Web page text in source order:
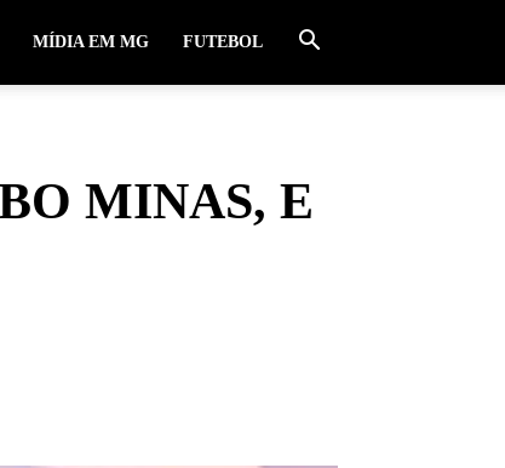
MÍDIA EM MG FUTEBOL
MINAS, E